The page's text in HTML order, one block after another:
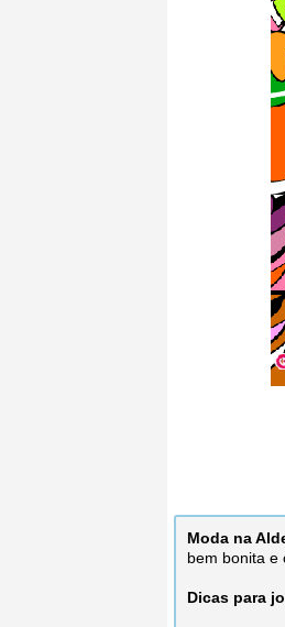
Moda na
bem bonita e
Dicas para